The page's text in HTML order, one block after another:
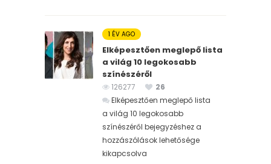
1 ÉV AGO
Elképesztően meglepő lista
a világ 10 legokosabb
színészéről
126277
26
Elképesztően meglepő lista
a világ 10 legokosabb
színészéről bejegyzéshez a
hozzászólások lehetősége
kikapcsolva